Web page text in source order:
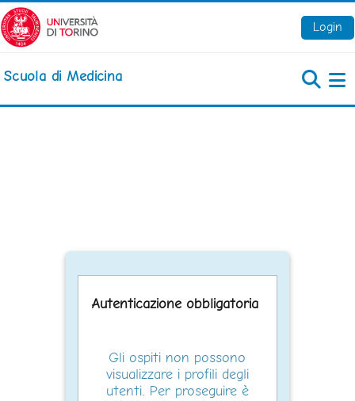
Vai al contenuto principale
Login
Scuola di Medicina
Autenticazione obbligatoria
Gli ospiti non possono
visualizzare i profili degli
utenti. Per proseguire è